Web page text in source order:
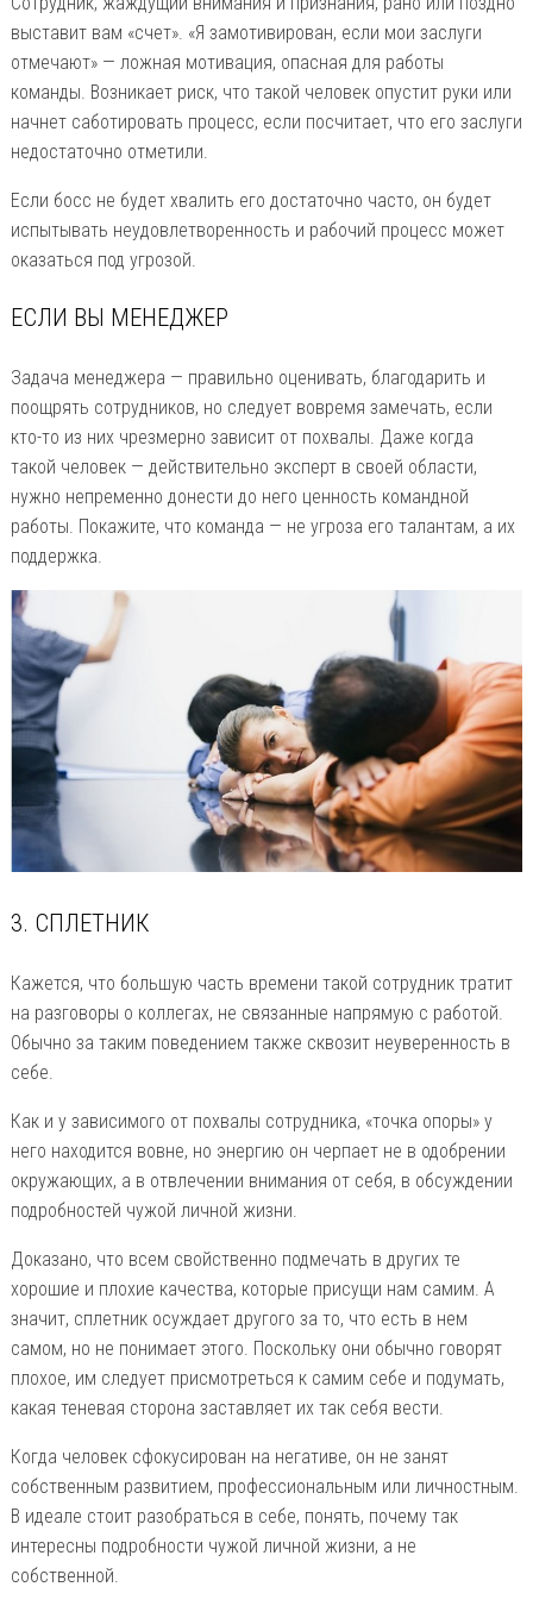
выставит вам «счет». «Я замотивирован, если мои заслуги
отмечают» — ложная мотивация, опасная для работы
команды. Возникает риск, что такой человек опустит руки или
начнет саботировать процесс, если посчитает, что его заслуги
недостаточно отметили.
Если босс не будет хвалить его достаточно часто, он будет
испытывать неудовлетворенность и рабочий процесс может
оказаться под угрозой.
ЕСЛИ ВЫ МЕНЕДЖЕР
Задача менеджера — правильно оценивать, благодарить и
поощрять сотрудников, но следует вовремя замечать, если
кто-то из них чрезмерно зависит от похвалы. Даже когда
такой человек — действительно эксперт в своей области,
нужно непременно донести до него ценность командной
работы. Покажите, что команда — не угроза его талантам, а их
поддержка.
3. СПЛЕТНИК
Кажется, что большую часть времени такой сотрудник тратит
на разговоры о коллегах, не связанные напрямую с работой.
Обычно за таким поведением также сквозит неуверенность в
себе.
Как и у зависимого от похвалы сотрудника, «точка опоры» у
него находится вовне, но энергию он черпает не в одобрении
окружающих, а в отвлечении внимания от себя, в обсуждении
подробностей чужой личной жизни.
Доказано, что всем свойственно подмечать в других те
хорошие и плохие качества, которые присущи нам самим. А
значит, сплетник осуждает другого за то, что есть в нем
самом, но не понимает этого. Поскольку они обычно говорят
плохое, им следует присмотреться к самим себе и подумать,
какая теневая сторона заставляет их так себя вести.
Когда человек сфокусирован на негативе, он не занят
собственным развитием, профессиональным или личностным.
В идеале стоит разобраться в себе, понять, почему так
интересны подробности чужой личной жизни, а не
собственной.